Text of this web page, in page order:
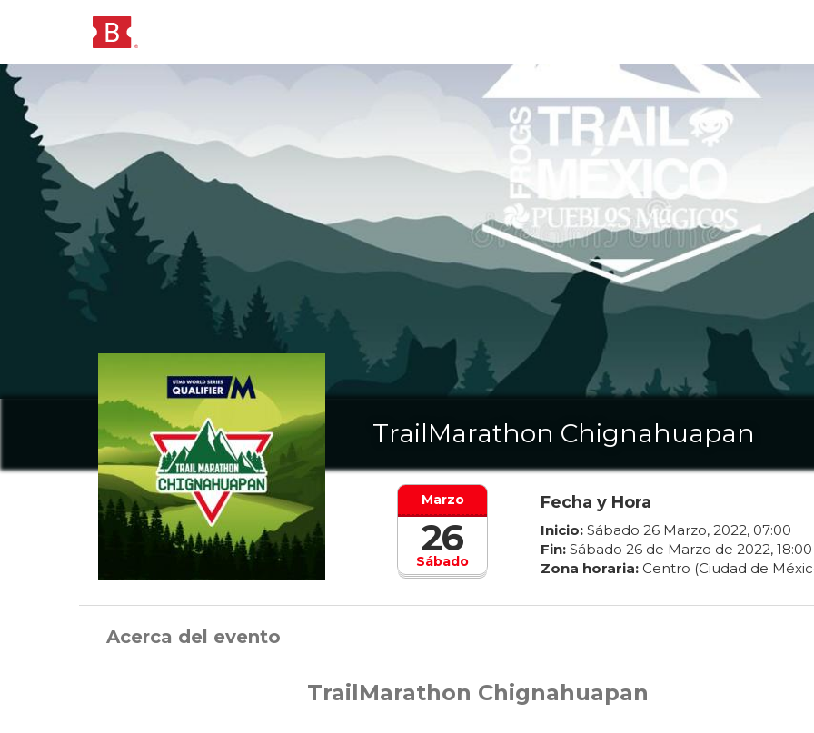
TrailMarathon Chignahuapan
Sábado
Marzo
26
Fecha y Hora
Inicio: Sábado 26 Marzo, 2022, 07:00
Fin: Sábado 26de Marzo de 2022, 18:00
Zona horaria: Centro (Ciudad de
Acerca del evento
TrailMarathon Chignahuapan